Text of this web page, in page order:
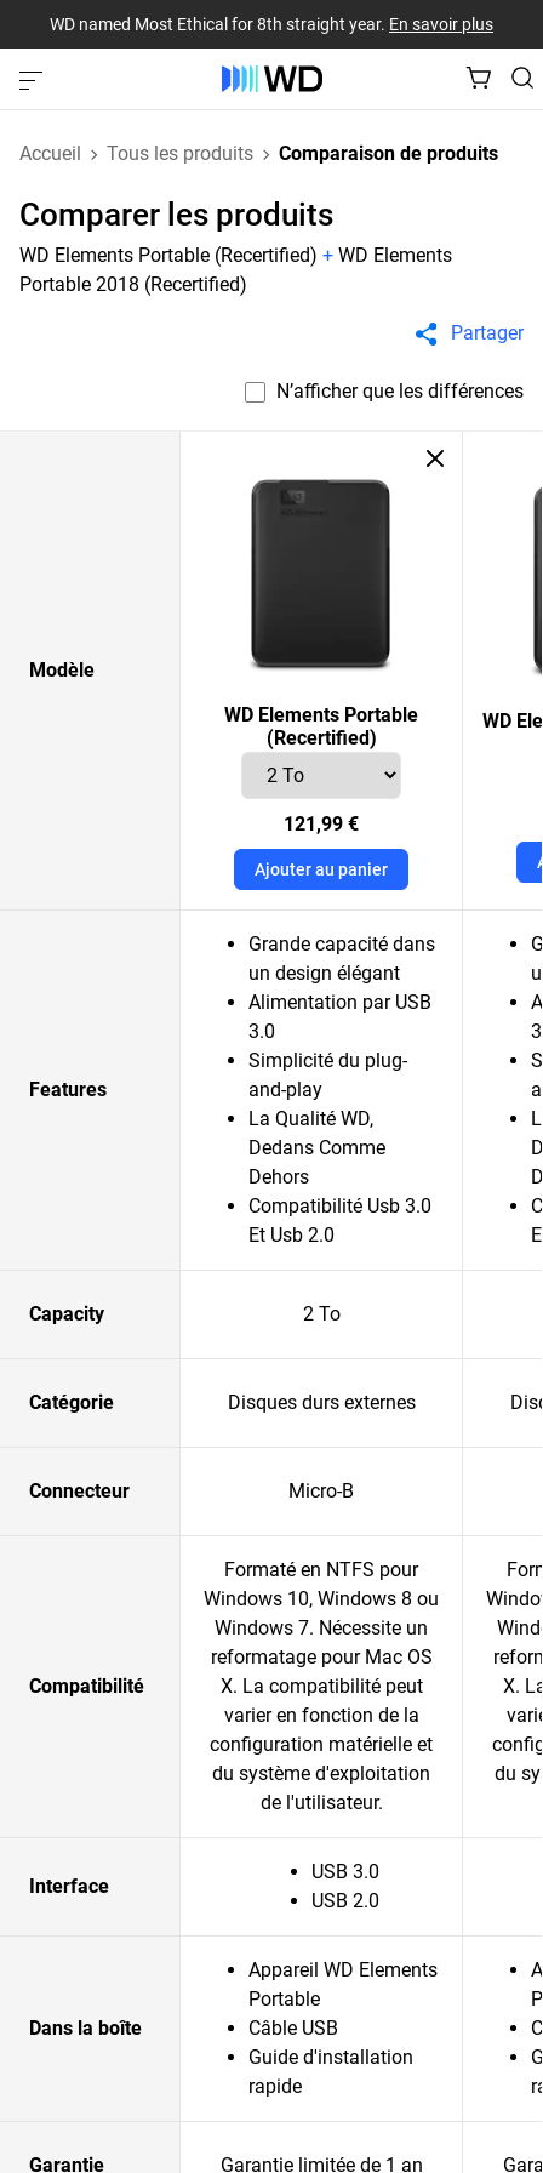
WD named Most Ethical for 8th straight year. En savoir plus
Accueil Tous les produits Comparaison de produits
Comparer les produits
WD Elements Portable (Recertified) + WD Elements
Portable 2018 (Recertified)
Partager
N’afficher que les différences
Modèle
WD Elements Portable
(Recertified)
121,99 €
Ajouter au panier
WD
Features
Grande capacité dans
un design élégant
Alimentation par USB
3.0
Simplicité du plug-
and-play
La Qualité WD,
Dedans Comme
Dehors
Compatibilité Usb 3.0
Et Usb 2.0
Capacity 2 To
Catégorie Disques durs externes
Connecteur Micro-B
Compatibilité
Formaté en NTFS pour
Windows 10, Windows 8 ou
Windows 7. Nécessite un
reformatage pour Mac OS
X. La compatibilité peut
varier en fonction de la
configuration matérielle et
du système d'exploitation
de l'utilisateur.
X.
du
Interface
USB 3.0
USB 2.0
Dans la boîte
Appareil WD Elements
Portable
Câble USB
Guide d'installation
rapide
Garantie Garantie limitée de 1 an